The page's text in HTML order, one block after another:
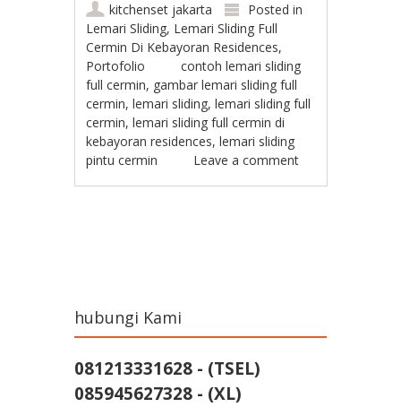
kitchenset jakarta
Posted in
Lemari Sliding, Lemari Sliding Full
Cermin Di Kebayoran Residences,
Portofolio
contoh lemari sliding
full cermin, gambar lemari sliding full
cermin,lemari sliding,lemari sliding full
cermin,lemari sliding full cermin di
kebayoran residences,lemari sliding
pintu cermin
Leave a comment
hubungi Kami
081213331628 - (TSEL)
085945627328 - (XL)